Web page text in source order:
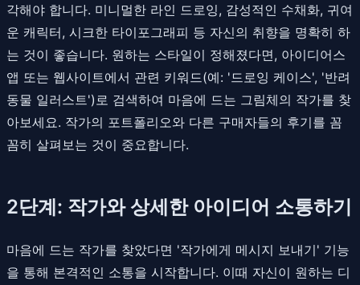
각해야 합니다. 미니멀한 라인 드로잉, 감성적인 수채화, 귀여
운 캐릭터, 시크한 타이포그래피 등 자신의 취향을 명확히 하
는 것이 좋습니다. 원하는 스타일이 정해졌다면, 아이디어스
앱 또는 웹사이트에서 관련 키워드(예: '드로잉 케이스', '반려
동물 일러스트')로 검색하여 마음에 드는 그림체의 작가를 찾
아보세요. 작가의 포트폴리오와 다른 구매자들의 후기를 꼼
꼼히 살펴보는 것이 중요합니다.
2단계: 작가와 상세한 아이디어 소통하기
마음에 드는 작가를 찾았다면 '작가에게 메시지 보내기' 기능
을 통해 본격적인 소통을 시작합니다. 이때 자신이 원하는 디